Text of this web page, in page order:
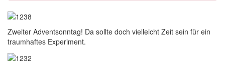
Zweiter Adventsonntag! Da sollte doch vielleicht Zeit sein für ein
traumhaftes Experiment.